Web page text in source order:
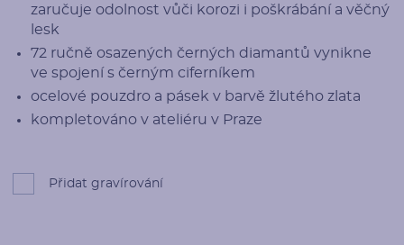
zaručuje odolnost vůči korozi i poškrábání a věčný
lesk
72 ručně osazených černých diamantů vynikne
ve spojení s černým ciferníkem
ocelové pouzdro a pásek v barvě žlutého zlata
kompletováno v ateliéru v Praze
Přidat gravírování